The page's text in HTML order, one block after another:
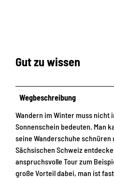
Gut zu wissen
Wegbeschreibung
Wandern im Winter muss nicht
Sonnenschein bedeuten. Man
seine Wanderschuhe
Sächsischen Schweiz
anspruchsvolle Tour zum
große Vorteil dabei, man ist